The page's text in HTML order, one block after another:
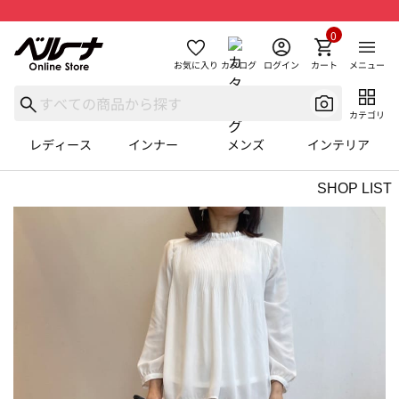
お気に入り カタログ ログイン カート
0
メニュー
カテゴリ
レディース インナー メンズ インテリア
SHOP LIST